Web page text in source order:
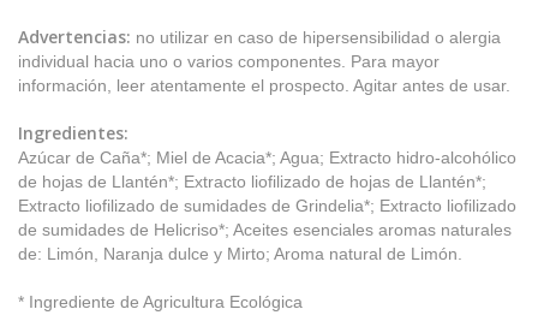
Advertencias: no utilizar en caso de hipersensibilidad o alergia
individual hacia uno o varios componentes. Para mayor
información, leer atentamente el prospecto. Agitar antes de usar.
Ingredientes:
Azúcar de Caña*; Miel de Acacia*; Agua; Extracto hidro-alcohólico
de hojas de Llantén*; Extracto liofilizado de hojas de Llantén*;
Extracto liofilizado de sumidades de Grindelia*; Extracto liofilizado
de sumidades de Helicriso*; Aceites esenciales aromas naturales
de: Limón, Naranja dulce y Mirto; Aroma natural de Limón.
* Ingrediente de Agricultura Ecológica